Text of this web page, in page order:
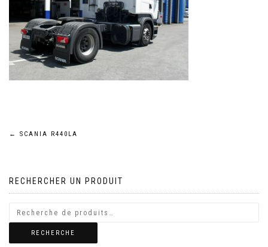
Navigation
l’article
← SCANIA R440LA
RECHERCHER UN PRODUIT
RECHERCHE